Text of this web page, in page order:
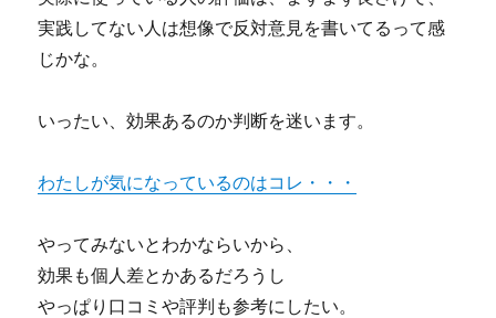
実践してない人は想像で反対意見を書いてるって感
じかな。
いったい、効果あるのか判断を迷います。
わたしが気になっているのはコレ・・・
やってみないとわかならいから、
効果も個人差とかあるだろうし
やっぱり口コミや評判も参考にしたい。